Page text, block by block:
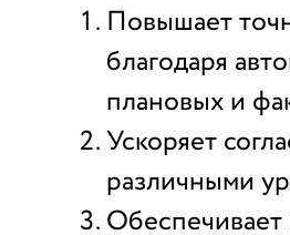
Повышает
благодаря
плановых и
Ускоряет
различными